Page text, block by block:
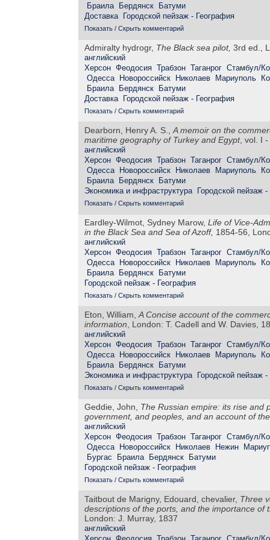
Браила
Бердянск
Батуми
Доставка
Городской пейзаж - География
Показать / Скрыть комментарий
Admiralty hydrogr, The Black sea pilot, 3rd ed.,
английский
Херсон Феодосия Трабзон Таганрог Стамбул/
Одесса
Новороссийск Николаев Мариуполь
Браила
Бердянск
Батуми
Доставка
Городской пейзаж - География
Показать / Скрыть комментарий
Dearborn, Henry A. S.,A memoir on the
maritime geography of Turkey and Egypt, vol. I -
английский
Херсон Феодосия Трабзон Таганрог Стамбул/
Одесса
Новороссийск Николаев Мариуполь
Браила
Бердянск
Батуми
Экономика и инфраструктура
Городской пейзаж
Показать / Скрыть комментарий
Eardley-Wilmot, Sydney Marow, Life of Vice-
in the Black Sea and Sea of Azoff, 1854-56,
английский
Херсон Феодосия Трабзон Таганрог Стамбул/
Одесса
Новороссийск Николаев Мариуполь
Браила
Бердянск
Батуми
Городской пейзаж - География
Показать / Скрыть комментарий
Eton, William,A Concise account of the
information, London: T. Cadell and W. Davies,
английский
Херсон Феодосия Трабзон Таганрог Стамбул/
Одесса
Новороссийск Николаев Мариуполь
Браила
Бердянск
Батуми
Экономика и инфраструктура
Городской пейзаж
Показать / Скрыть комментарий
Geddie, John, The Russian empire: its rise and
government, and peoples, and an account of
английский
Херсон Феодосия Трабзон Таганрог Стамбул/
Одесса
Новороссийск Николаев Нежин
Бургас
Браила Бердянск
Батуми
Городской пейзаж - География
Показать / Скрыть комментарий
Taitbout de Marigny, Edouard, chevalier, Three
descriptions of the ports, and the importance
London: J. Murray, 1837
английский